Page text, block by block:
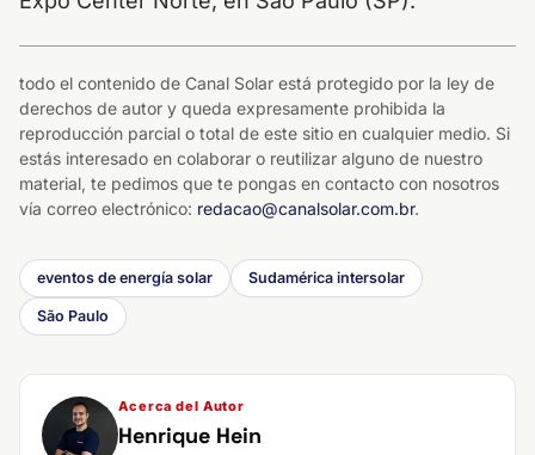
todo el contenido de Canal Solar está protegido por la ley de
derechos de autor y queda expresamente prohibida la
reproducción parcial o total de este sitio en cualquier medio. Si
estás interesado en colaborar o reutilizar alguno de nuestro
material, te pedimos que te pongas en contacto con nosotros
vía correo electrónico: redacao@canalsolar.com.br.
eventos de energía solar Sudamérica intersolar
São Paulo
Acerca del Autor
Henrique Hein